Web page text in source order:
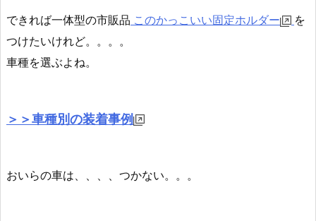
できれば一体型の市販品 このかっこいい固定ホルダー
を
つけたいけれど。。。。
車種を選ぶよね。
＞＞車種別の装着事例
おいらの車は、、、、つかない。。。